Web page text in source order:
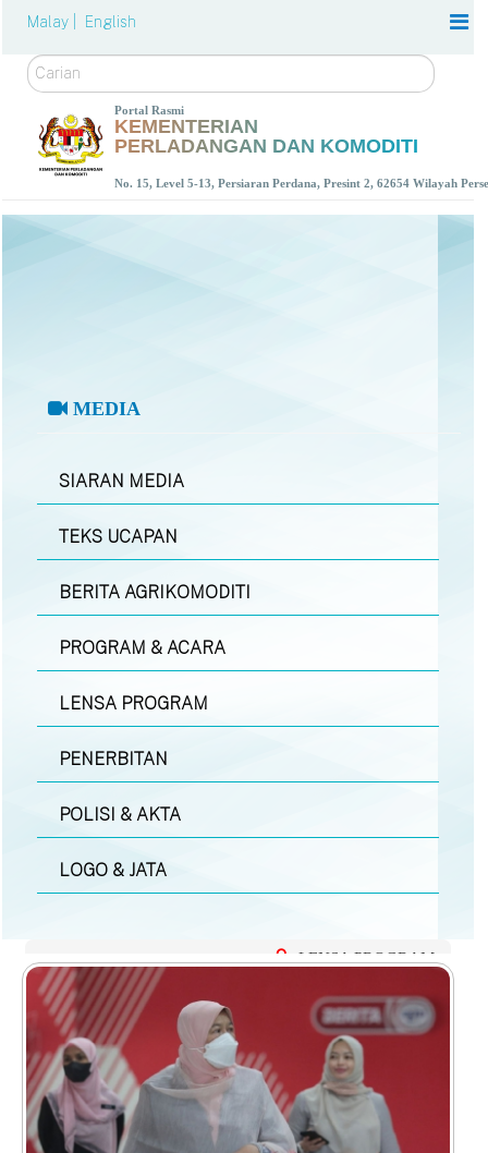
Malay | English
Carian
Portal Rasmi
KEMENTERIAN
PERLADANGAN DAN KOMODITI
No. 15, Level 5-13, Persiaran Perdana, Presint 2, 62654 Wilayah
MEDIA
SIARAN MEDIA
TEKS UCAPAN
BERITA AGRIKOMODITI
PROGRAM & ACARA
LENSA PROGRAM
PENERBITAN
POLISI & AKTA
LOGO & JATA
LENSA PROGRAM